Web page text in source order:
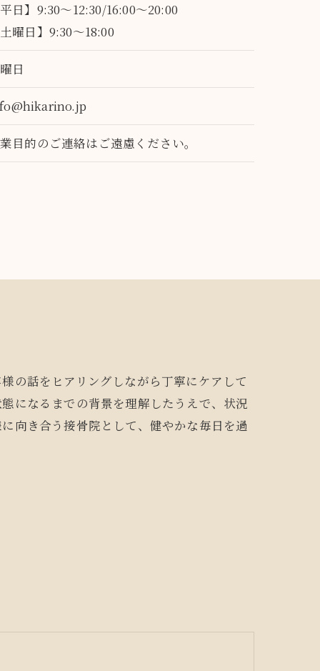
日】9:30～12:30/16:00～20:00
曜日】9:30～18:00
日
目的のご連絡はご遠慮ください。
の話をヒアリングしながら丁寧にケアして
になるまでの背景を理解したうえで、状況
向き合う接骨院として、健やかな毎日を過